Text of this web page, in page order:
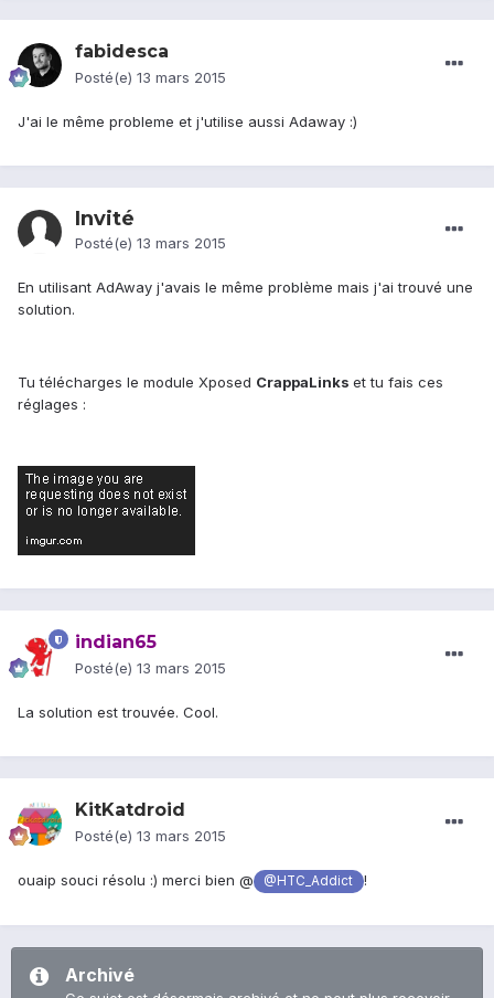
fabidesca
Posté(e) 13 mars 2015
J'ai le même probleme et j'utilise aussi Adaway :)
Invité
Posté(e) 13 mars 2015
En utilisant AdAway j'avais le même problème mais j'ai trouvé une
solution.
Tu télécharges le module Xposed CrappaLinks et tu fais ces
réglages :
indian65
Posté(e) 13 mars 2015
La solution est trouvée. Cool.
KitKatdroid
Posté(e) 13 mars 2015
ouaip souci résolu :) merci bien @ @HTC_Addict !
Archivé